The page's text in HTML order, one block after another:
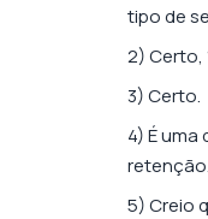
tipo de
2) Certo,
3) Certo.
4) É
retenção.
5) Creio